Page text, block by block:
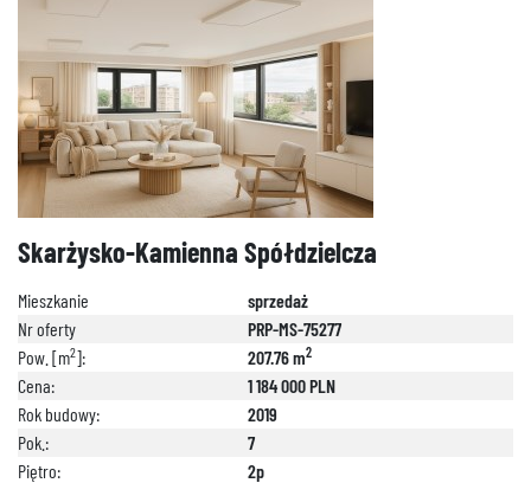
Skarżysko-Kamienna Spółdzielcza
Mieszkanie
sprzedaż
Nr oferty
PRP-MS-75277
Pow. [m2]: 207.76 m2
Cena:
1 184 000 PLN
Rok budowy:
2019
Pok.:
7
Piętro:
2p